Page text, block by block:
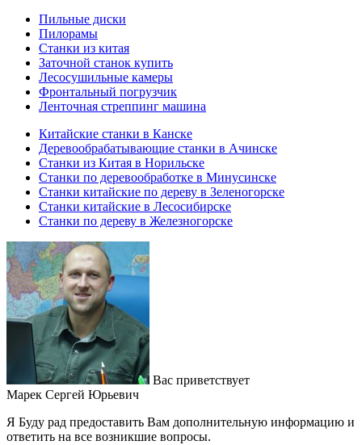
Пильные диски
Пилорамы
Станки из китая
Заточной станок купить
Лесосушильные камеры
Фронтальный погрузчик
Ленточная стреппинг машина
Китайские станки в Канске
Деревообрабатывающие станки в Ачинске
Станки из Китая в Норильске
Станки по деревообработке в Минусинске
Станки китайские по дереву в Зеленогорске
Станки китайские в Лесосибирске
Станки по дереву в Железногорске
Вас приветствует
Марек Сергей Юрьевич
Я Буду рад предоставить Вам дополнительную информацию и
ответить на все возникшие вопросы.